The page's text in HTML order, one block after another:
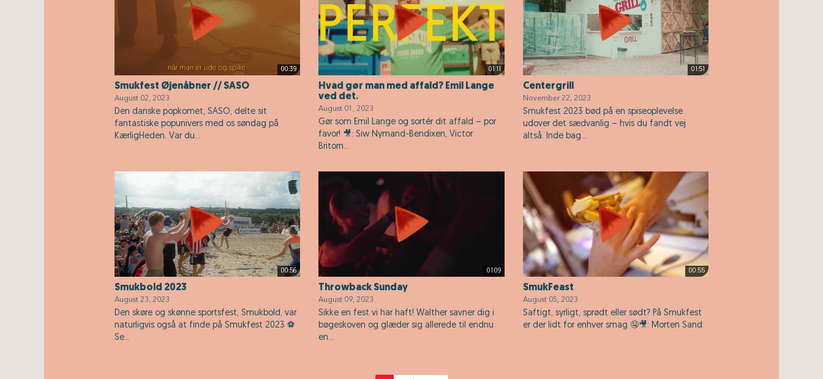
00:39
Smukfest Øjenåbner // SASO
August 02, 2023
Den danske popkomet, SASO, delte sit
fantastiske popunivers med os søndag på
KærligHeden. Var du...
01:11
Hvad gør man med affald? Emil Lange
ved det.
August 01, 2023
Gør som Emil Lange og sortér dit affald – por
favor! 🎥: Siw Nymand-Bendixen, Victor
Britorn...
01:51
Centergrill
November 22, 2023
Smukfest 2023 bød på en spiseoplevelse
udover det sædvanlig – hvis du fandt vej
altså. Inde bag...
00:56
Smukbold 2023
August 23, 2023
Den skøre og skønne sportsfest, Smukbold, var
naturligvis også at finde på Smukfest 2023 ⚽️
Se...
01:09
Throwback Sunday
August 09, 2023
Sikke en fest vi har haft! Walther savner dig i
bøgeskoven og glæder sig allerede til endnu
en...
00:55
SmukFeast
August 05, 2023
Saftigt, syrligt, sprødt eller sødt? På Smukfest
er der lidt for enhver smag 🤤🎥: Morten Sand